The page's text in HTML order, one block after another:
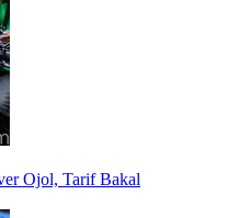
Ojol, Tarif Bakal